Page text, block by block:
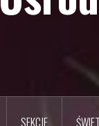
SEKCJE